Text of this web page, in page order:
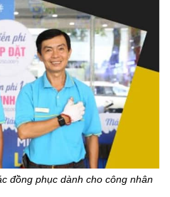
đồng phục dành cho công nhân